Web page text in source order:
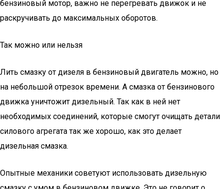
бензиновый мотор, важно не перегревать движок и не
раскручивать до максимальных оборотов.
Так можно или нельзя
Лить смазку от дизеля в бензиновый двигатель можно, но
на небольшой отрезок времени. А смазка от бензинового
движка уничтожит дизельный. Так как в ней нет
необходимых соединений, которые смогут очищать детали
силового агрегата так же хорошо, как это делает
дизельная смазка.
Опытные механики советуют использовать дизельную